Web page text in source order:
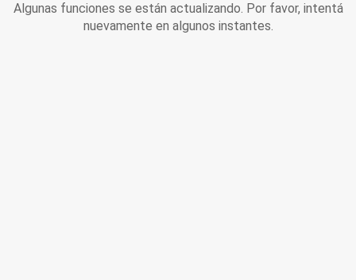
Algunas funciones se están actualizando. Por favor, intentá
nuevamente en algunos instantes.